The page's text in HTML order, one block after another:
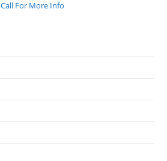
Call For More Info